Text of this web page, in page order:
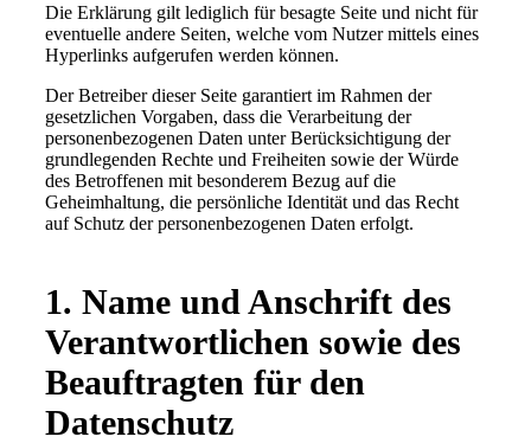
Die Erklärung gilt lediglich für besagte Seite und nicht für
eventuelle andere Seiten, welche vom Nutzer mittels eines
Hyperlinks aufgerufen werden können.
Der Betreiber dieser Seite garantiert im Rahmen der
gesetzlichen Vorgaben, dass die Verarbeitung der
personenbezogenen Daten unter Berücksichtigung der
grundlegenden Rechte und Freiheiten sowie der Würde
des Betroffenen mit besonderem Bezug auf die
Geheimhaltung, die persönliche Identität und das Recht
auf Schutz der personenbezogenen Daten erfolgt.
1. Name und Anschrift des
Verantwortlichen sowie des
Beauftragten für den
Datenschutz